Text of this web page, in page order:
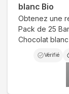
blanc Bio
Obtenez une
Pack de 25
Chocolat
Vérifié